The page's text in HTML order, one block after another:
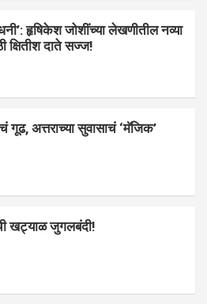
धनी’: हृषिकेश जोशींच्या लेखणीतील नव्या
क्षितीश दाते सज्ज!
गूढ, अत्तराच्या सुवासाचं ‘मॅजिक’
खट्याळ जुगलबंदी!